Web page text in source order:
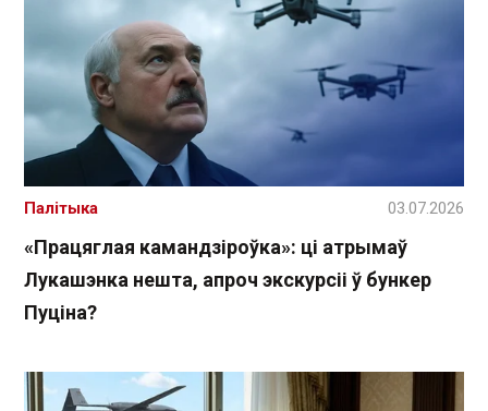
«Працяглая камандзіроўка»: ці атрымаў
Лукашэнка нешта, апроч экскурсіі ў бункер
Пуціна?
Палітыка 03.07.2026